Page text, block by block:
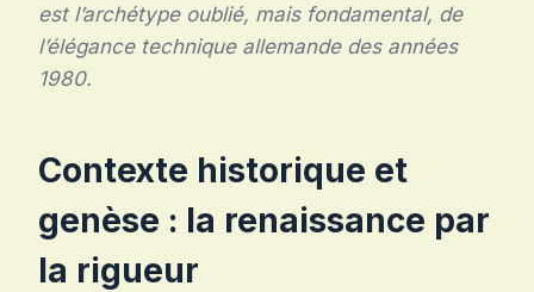
est l’archétype oublié, mais fondamental, de
l’élégance technique allemande des années
1980.
Contexte historique et
genèse : la renaissance par
la rigueur